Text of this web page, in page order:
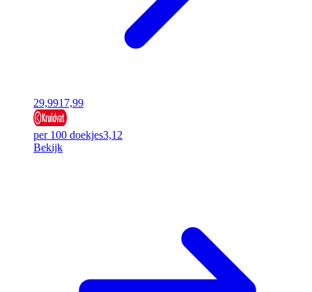
29,9917,99
per 100 doekjes3,12
Bekijk